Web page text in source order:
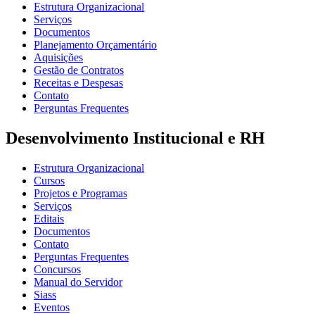
Estrutura Organizacional
Serviços
Documentos
Planejamento Orçamentário
Aquisições
Gestão de Contratos
Receitas e Despesas
Contato
Perguntas Frequentes
Desenvolvimento Institucional e RH
Estrutura Organizacional
Cursos
Projetos e Programas
Serviços
Editais
Documentos
Contato
Perguntas Frequentes
Concursos
Manual do Servidor
Siass
Eventos